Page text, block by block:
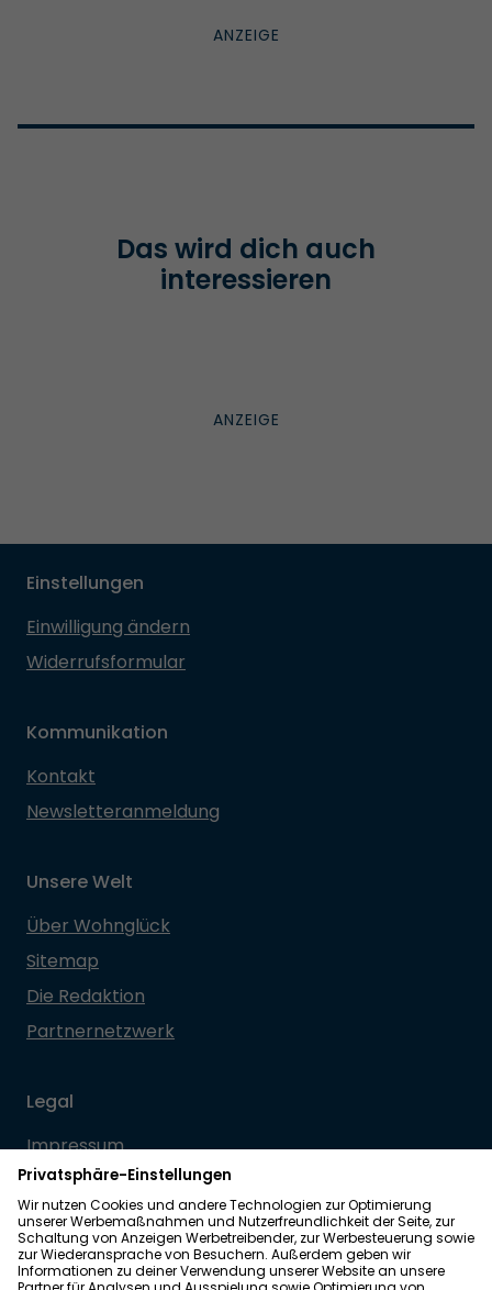
Das wird dich auch
interessieren
Einstellungen
Einwilligung ändern
Widerrufsformular
Kommunikation
Kontakt
Newsletteranmeldung
Unsere Welt
Über Wohnglück
Sitemap
Die Redaktion
Partnernetzwerk
Legal
Impressum
Datenschutz
Allgemeine Geschäftsbedingungen
Barrierefreiheit